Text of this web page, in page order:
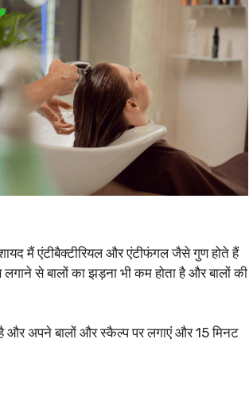
मैं एंटीबैक्टीरियल और एंटीफंगल जैसे गुण होते हैं
से बालों का झड़ना भी कम होता है और बालों की
अपने बालों और स्कैल्प पर लगाएं और 15 मिनट